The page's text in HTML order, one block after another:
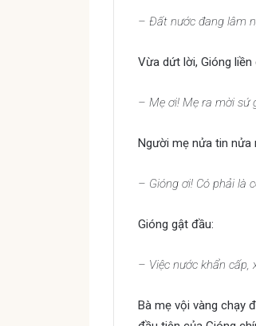
– Đất nước đang lâm
Vừa dứt lời, Gióng liền
– Mẹ ơi! Mẹ ra mời sứ
Người mẹ nửa tin nửa
– Gióng ơi! Có phải là
Gióng gật đầu:
– Việc nước khẩn cấp,
Bà mẹ vội vàng chạy